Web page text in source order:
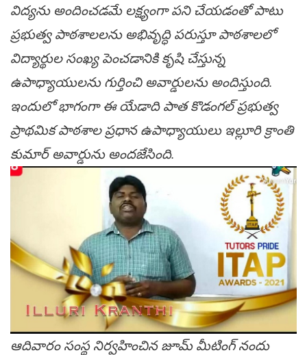
విద్యను అందించడమే లక్ష్యంగా పని చేయ‌డంతో పాటు
ప్రభుత్వ పాఠశాలలను అభివృద్ధి పరుస్తూ పాఠశాలలో
విద్యార్థుల సంఖ్య పెంచడానికి కృషి చేస్తున్న
ఉపాధ్యాయులను గుర్తించి అవార్డులను అందిస్తుంది.
ఇందులో భాగంగా ఈ యేడాది పాత కొడంగల్ ప్రభుత్వ
ప్రాథమిక పాఠశాల ప్రధాన ఉపాధ్యాయులు ఇల్లూరి క్రాంతి
కుమార్ అవార్డును అంద‌జేసింది.
ఆదివారం సంస్థ నిర్వహించిన జూమ్ మీటింగ్ నందు